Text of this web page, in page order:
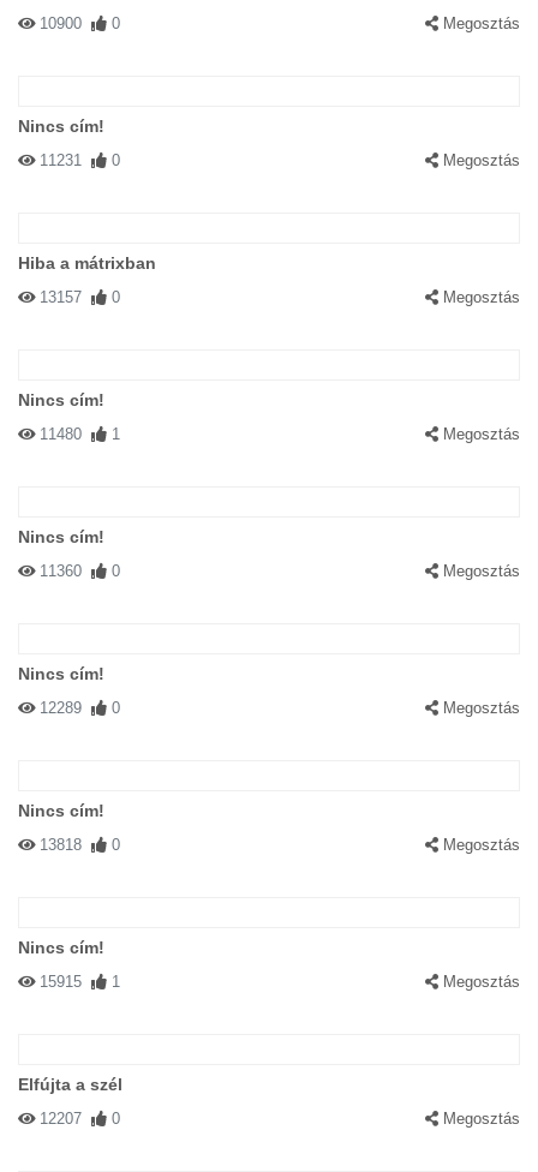
10900 0 Megosztás
Nincs cím!
11231 0 Megosztás
Hiba a mátrixban
13157 0 Megosztás
Nincs cím!
11480 1 Megosztás
Nincs cím!
11360 0 Megosztás
Nincs cím!
12289 0 Megosztás
Nincs cím!
13818 0 Megosztás
Nincs cím!
15915 1 Megosztás
Elfújta a szél
12207 0 Megosztás